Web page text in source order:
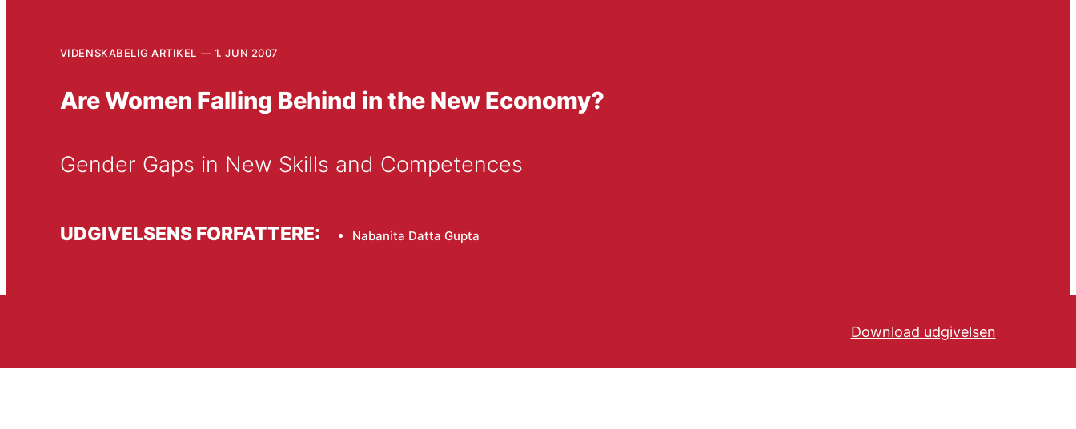
VIDENSKABELIG ARTIKEL 1. JUN 2007
Are Women Falling Behind in the New Economy?
Gender Gaps in New Skills and Competences
UDGIVELSENS FORFATTERE: Nabanita Datta Gupta
Download udgivelsen